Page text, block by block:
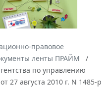
правовое
ленты ПРАЙМ
по управлению
27 августа 2010 г. N 1485-р